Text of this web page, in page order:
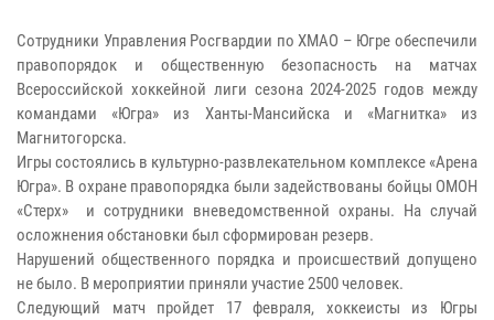
Сотрудники Управления Росгвардии по ХМАО – Югре обеспечили
правопорядок и общественную безопасность на матчах
Всероссийской хоккейной лиги сезона 2024-2025 годов между
командами «Югра» из Ханты-Мансийска и «Магнитка» из
Магнитогорска.
Игры состоялись в культурно-развлекательном комплексе «Арена
Югра». В охране правопорядка были задействованы бойцы ОМОН
«Стерх» и сотрудники вневедомственной охраны. На случай
осложнения обстановки был сформирован резерв.
Нарушений общественного порядка и происшествий допущено
не было. В мероприятии приняли участие 2500 человек.
Следующий матч пройдет 17 февраля, хоккеисты из Югры